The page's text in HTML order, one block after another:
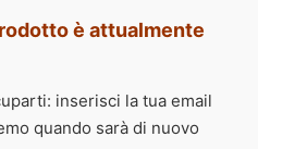
50,40 €.è attualmente
inserisci la tua email
quando sarà di nuovo